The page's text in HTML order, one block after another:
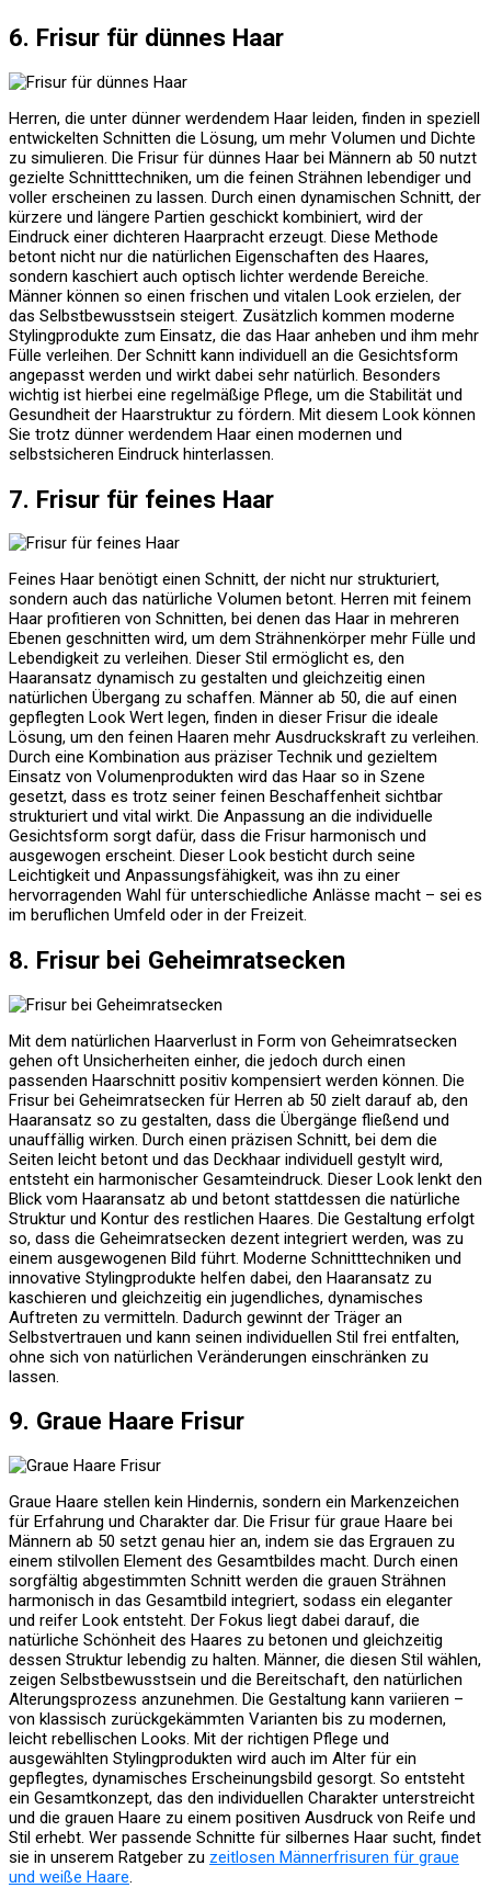
6. Frisur für dünnes Haar
Herren, die unter dünner werdendem Haar leiden, finden in speziell
entwickelten Schnitten die Lösung, um mehr Volumen und Dichte
zu simulieren. Die Frisur für dünnes Haar bei Männern ab 50 nutzt
gezielte Schnitttechniken, um die feinen Strähnen lebendiger und
voller erscheinen zu lassen. Durch einen dynamischen Schnitt, der
kürzere und längere Partien geschickt kombiniert, wird der
Eindruck einer dichteren Haarpracht erzeugt. Diese Methode
betont nicht nur die natürlichen Eigenschaften des Haares,
sondern kaschiert auch optisch lichter werdende Bereiche.
Männer können so einen frischen und vitalen Look erzielen, der
das Selbstbewusstsein steigert. Zusätzlich kommen moderne
Stylingprodukte zum Einsatz, die das Haar anheben und ihm mehr
Fülle verleihen. Der Schnitt kann individuell an die Gesichtsform
angepasst werden und wirkt dabei sehr natürlich. Besonders
wichtig ist hierbei eine regelmäßige Pflege, um die Stabilität und
Gesundheit der Haarstruktur zu fördern. Mit diesem Look können
Sie trotz dünner werdendem Haar einen modernen und
selbstsicheren Eindruck hinterlassen.
7. Frisur für feines Haar
Feines Haar benötigt einen Schnitt, der nicht nur strukturiert,
sondern auch das natürliche Volumen betont. Herren mit feinem
Haar profitieren von Schnitten, bei denen das Haar in mehreren
Ebenen geschnitten wird, um dem Strähnenkörper mehr Fülle und
Lebendigkeit zu verleihen. Dieser Stil ermöglicht es, den
Haaransatz dynamisch zu gestalten und gleichzeitig einen
natürlichen Übergang zu schaffen. Männer ab 50, die auf einen
gepflegten Look Wert legen, finden in dieser Frisur die ideale
Lösung, um den feinen Haaren mehr Ausdruckskraft zu verleihen.
Durch eine Kombination aus präziser Technik und gezieltem
Einsatz von Volumenprodukten wird das Haar so in Szene
gesetzt, dass es trotz seiner feinen Beschaffenheit sichtbar
strukturiert und vital wirkt. Die Anpassung an die individuelle
Gesichtsform sorgt dafür, dass die Frisur harmonisch und
ausgewogen erscheint. Dieser Look besticht durch seine
Leichtigkeit und Anpassungsfähigkeit, was ihn zu einer
hervorragenden Wahl für unterschiedliche Anlässe macht – sei es
im beruflichen Umfeld oder in der Freizeit.
8. Frisur bei Geheimratsecken
Mit dem natürlichen Haarverlust in Form von Geheimratsecken
gehen oft Unsicherheiten einher, die jedoch durch einen
passenden Haarschnitt positiv kompensiert werden können. Die
Frisur bei Geheimratsecken für Herren ab 50 zielt darauf ab, den
Haaransatz so zu gestalten, dass die Übergänge fließend und
unauffällig wirken. Durch einen präzisen Schnitt, bei dem die
Seiten leicht betont und das Deckhaar individuell gestylt wird,
entsteht ein harmonischer Gesamteindruck. Dieser Look lenkt den
Blick vom Haaransatz ab und betont stattdessen die natürliche
Struktur und Kontur des restlichen Haares. Die Gestaltung erfolgt
so, dass die Geheimratsecken dezent integriert werden, was zu
einem ausgewogenen Bild führt. Moderne Schnitttechniken und
innovative Stylingprodukte helfen dabei, den Haaransatz zu
kaschieren und gleichzeitig ein jugendliches, dynamisches
Auftreten zu vermitteln. Dadurch gewinnt der Träger an
Selbstvertrauen und kann seinen individuellen Stil frei entfalten,
ohne sich von natürlichen Veränderungen einschränken zu
lassen.
9. Graue Haare Frisur
Graue Haare stellen kein Hindernis, sondern ein Markenzeichen
für Erfahrung und Charakter dar. Die Frisur für graue Haare bei
Männern ab 50 setzt genau hier an, indem sie das Ergrauen zu
einem stilvollen Element des Gesamtbildes macht. Durch einen
sorgfältig abgestimmten Schnitt werden die grauen Strähnen
harmonisch in das Gesamtbild integriert, sodass ein eleganter
und reifer Look entsteht. Der Fokus liegt dabei darauf, die
natürliche Schönheit des Haares zu betonen und gleichzeitig
dessen Struktur lebendig zu halten. Männer, die diesen Stil wählen,
zeigen Selbstbewusstsein und die Bereitschaft, den natürlichen
Alterungsprozess anzunehmen. Die Gestaltung kann variieren –
von klassisch zurückgekämmten Varianten bis zu modernen,
leicht rebellischen Looks. Mit der richtigen Pflege und
ausgewählten Stylingprodukten wird auch im Alter für ein
gepflegtes, dynamisches Erscheinungsbild gesorgt. So entsteht
ein Gesamtkonzept, das den individuellen Charakter unterstreicht
und die grauen Haare zu einem positiven Ausdruck von Reife und
Stil erhebt. Wer passende Schnitte für silbernes Haar sucht, findet
sie in unserem Ratgeber zu zeitlosen Männerfrisuren für graue
und weiße Haare.